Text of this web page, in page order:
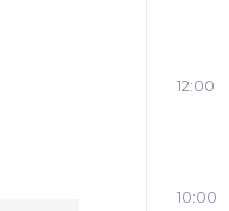
12:00
10:00